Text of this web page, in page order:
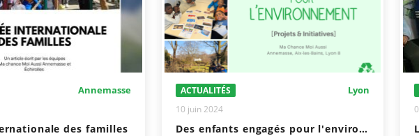
Annemasse
des familles
ACTUALITÉS Lyon
10 juin 2024
Des enfants engagés pour l'environnement : Projets et Initiatives à Aix-les-Bains, Annemasse et Lyon